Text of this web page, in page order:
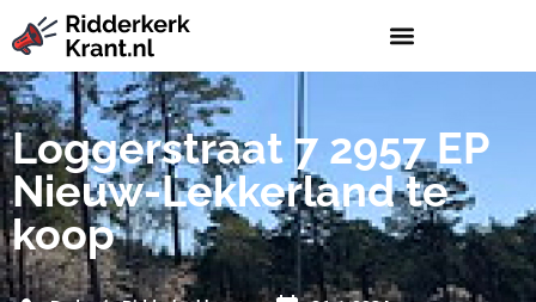
Loggerstraat 7 2957 EP
Nieuw-Lekkerland te
koop